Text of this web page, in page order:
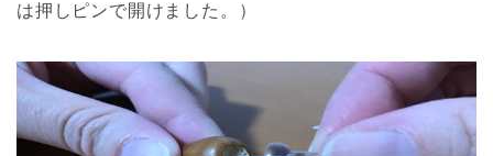
は押しピンで開けました。）